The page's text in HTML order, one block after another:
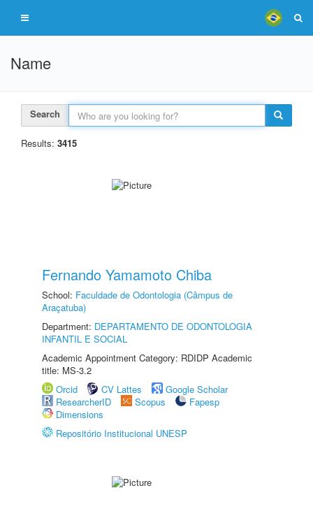
Name
Search
Results: 3415
Fernando Yamamoto Chiba
School: Faculdade de Odontologia (Câmpus de
Araçatuba)
Department: DEPARTAMENTO DE ODONTOLOGIA
INFANTIL E SOCIAL
Academic Appointment Category: RDIDP Academic
title: MS-3.2
Orcid
CV Lattes
Google Scholar
ResearcherID
Scopus
Fapesp
Dimensions
Repositório Institucional UNESP